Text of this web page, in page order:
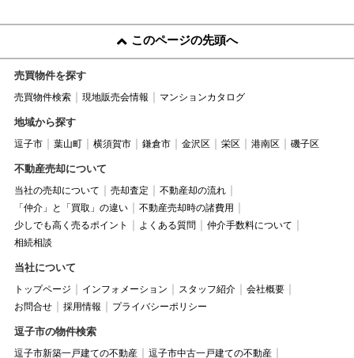
このページの先頭へ
売買物件を探す
売買物件検索 現地販売会情報 マンションカタログ
地域から探す
逗子市 葉山町 横須賀市 鎌倉市 金沢区 栄区 港南区 磯子区
不動産売却について
当社の売却について 売却査定
不動産却の流れ
「仲介」と「買取」の違い
不動産売却時の諸費用
少しでも高く売るポイント
よくある質問
仲介手数料について
相続相談
当社について
トップページ インフォメーション スタッフ紹介
会社概要
お問合せ
採用情報 プライバシーポリシー
逗子市の物件検索
逗子市新築一戸建ての不動産
逗子市中古一戸建ての不動産